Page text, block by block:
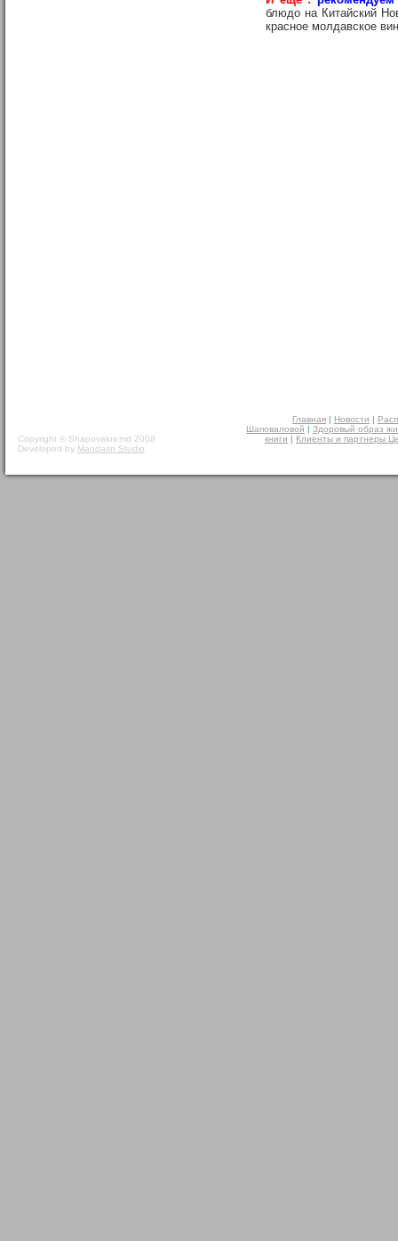
блюдо на Китайский
красное молдавское
Copyright © Shapovalov.md 2008
Developed by Mandarin Studio
Главная | Новости |
Шаповаловой | Здоровый образ
книги | Клиенты и партнеры